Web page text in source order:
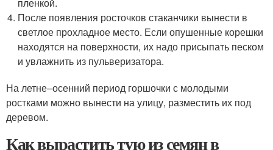
После появления росточков стаканчики вынести в
светлое прохладное место. Если опушенные корешки
находятся на поверхности, их надо присыпать песком
и увлажнить из пульверизатора.
На летне–осенний период горшочки с молодыми
ростками можно вынести на улицу, разместить их под
деревом.
Как вырастить тую из семян в